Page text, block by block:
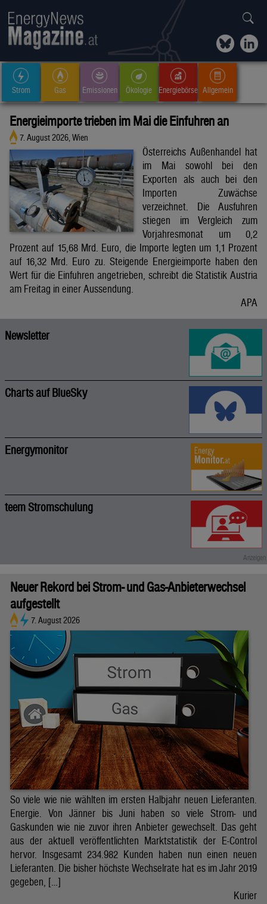
Strom Gas Emissionen Ökologie Energiebörse Allgemein
Energieimporte trieben im Mai die Einfuhren an
7. August 2026, Wien
Österreichs Außenhandel hat
im Mai sowohl bei den
Exporten als auch bei den
Importen Zuwächse
verzeichnet. Die Ausfuhren
stiegen im Vergleich zum
Vorjahresmonat um 0,2
Prozent auf 15,68 Mrd. Euro, die Importe legten um 1,1 Prozent
auf 16,32 Mrd. Euro zu. Steigende Energieimporte haben den
Wert für die Einfuhren angetrieben, schreibt die Statistik Austria
am Freitag in einer Aussendung.
APA
Newsletter
Charts auf BlueSky
Energymonitor
teem Stromschulung
Neuer Rekord bei Strom- und Gas-Anbieterwechsel
aufgestellt
7. August 2026
So viele wie nie wählten im ersten Halbjahr neuen Lieferanten.
Energie. Von Jänner bis Juni haben so viele Strom- und
Gaskunden wie nie zuvor ihren Anbieter gewechselt. Das geht
aus der aktuell veröffentlichten Marktstatistik der E-Control
hervor. Insgesamt 234.982 Kunden haben nun einen neuen
Lieferanten. Die bisher höchste Wechselrate hat es im Jahr 2019
gegeben, […]
Kurier